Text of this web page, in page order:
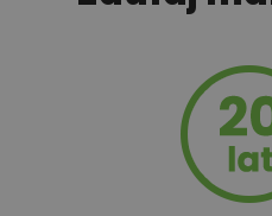
Wyceń adaptację